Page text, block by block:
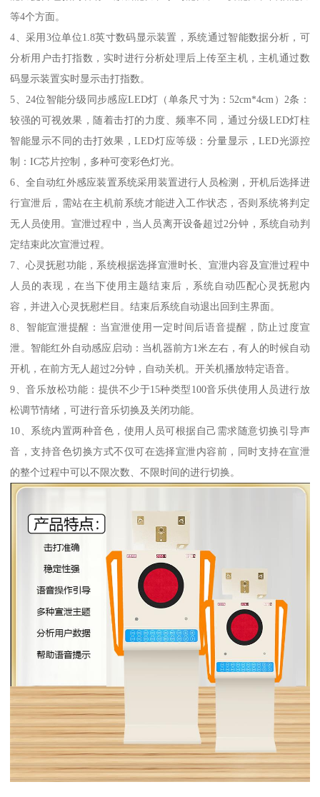
等4个方面。
4、采用3位单位1.8英寸数码显示装置，系统通过智能数据分析，可
分析用户击打指数，实时进行分析处理后上传至主机，主机通过数
码显示装置实时显示击打指数。
5、24位智能分级同步感应LED灯（单条尺寸为：52cm*4cm）2条：
较强的可视效果，随着击打的力度、频率不同，通过分级LED灯柱
智能显示不同的击打效果，LED灯应等级：分量显示，LED光源控
制：IC芯片控制，多种可变彩色灯光。
6、全自动红外感应装置系统采用装置进行人员检测，开机后选择进
行宣泄后，需站在主机前系统才能进入工作状态，否则系统将判定
无人员使用。宣泄过程中，当人员离开设备超过2分钟，系统自动判
定结束此次宣泄过程。
7、心灵抚慰功能，系统根据选择宣泄时长、宣泄内容及宣泄过程中
人员的表现，在当下使用主题结束后，系统自动匹配心灵抚慰内
容，并进入心灵抚慰栏目。结束后系统自动退出回到主界面。
8、智能宣泄提醒：当宣泄使用一定时间后语音提醒，防止过度宣
泄。智能红外自动感应启动：当机器前方1米左右，有人的时候自动
开机，在前方无人超过2分钟，自动关机。开关机播放特定语音。
9、音乐放松功能：提供不少于15种类型100音乐供使用人员进行放
松调节情绪，可进行音乐切换及关闭功能。
10、系统内置两种音色，使用人员可根据自己需求随意切换引导声
音，支持音色切换方式不仅可在选择宣泄内容前，同时支持在宣泄
的整个过程中可以不限次数、不限时间的进行切换。